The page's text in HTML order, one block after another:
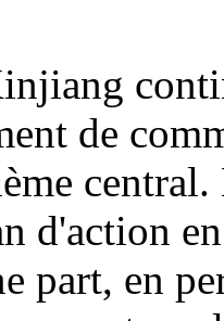
de
d'action
part, en